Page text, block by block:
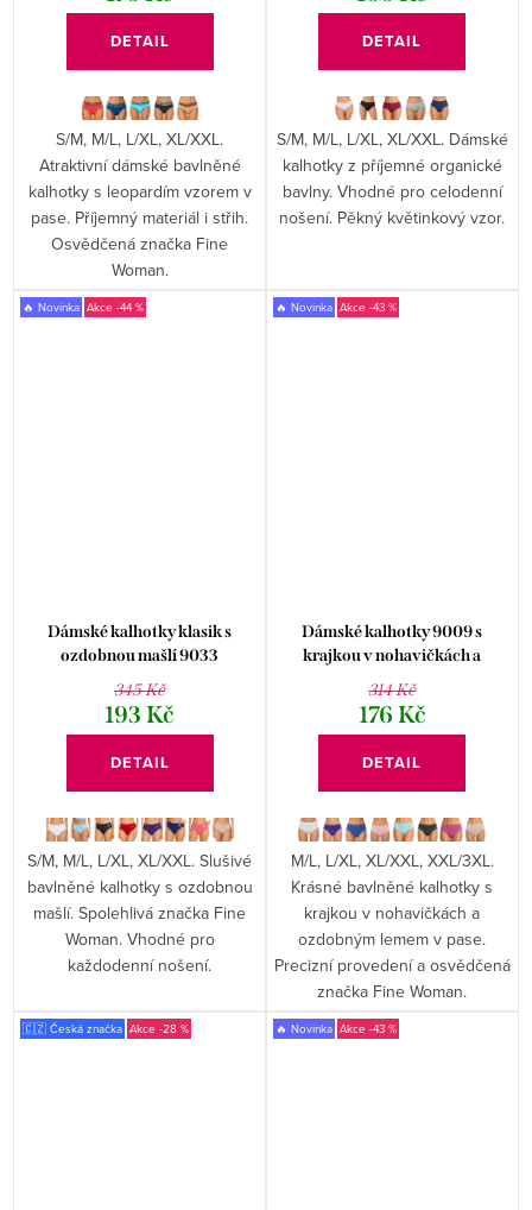
DETAIL
S/M, M/L, L/XL, XL/XXL.
Atraktivní dámské bavlněné
kalhotky s leopardím vzorem v
pase. Příjemný materiál i střih.
Osvědčená značka Fine
Woman.
DETAIL
S/M, M/L, L/XL, XL/XXL. Dámské
kalhotky z příjemné organické
bavlny. Vhodné pro celodenní
nošení. Pěkný květinkový vzor.
🔥 Novinka -44 %
Dámské kalhotky klasik s
ozdobnou mašlí 9033
345 Kč
193 Kč
DETAIL
S/M, M/L, L/XL, XL/XXL. Slušivé
bavlněné kalhotky s ozdobnou
mašlí. Spolehlivá značka Fine
Woman. Vhodné pro
každodenní nošení.
🔥 Novinka -43 %
Dámské kalhotky 9009 s
krajkou v nohavičkách a
ozdobným lemem
314 Kč
176 Kč
DETAIL
M/L, L/XL, XL/XXL, XXL/3XL.
Krásné bavlněné kalhotky s
krajkou v nohavičkách a
ozdobným lemem v pase.
Precizní provedení a osvědčená
značka Fine Woman.
🇨🇿 Česká značka -28 % 🔥 Novinka -43 %